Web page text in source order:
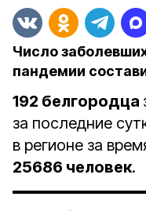
Число
пандемии
192 белгородца
за последние
в регионе за
25686 человек.